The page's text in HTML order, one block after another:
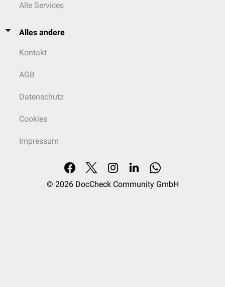
Alle Services
Alles andere
Kontakt
AGB
Datenschutz
Cookies
Impressum
© 2026 DocCheck Community GmbH